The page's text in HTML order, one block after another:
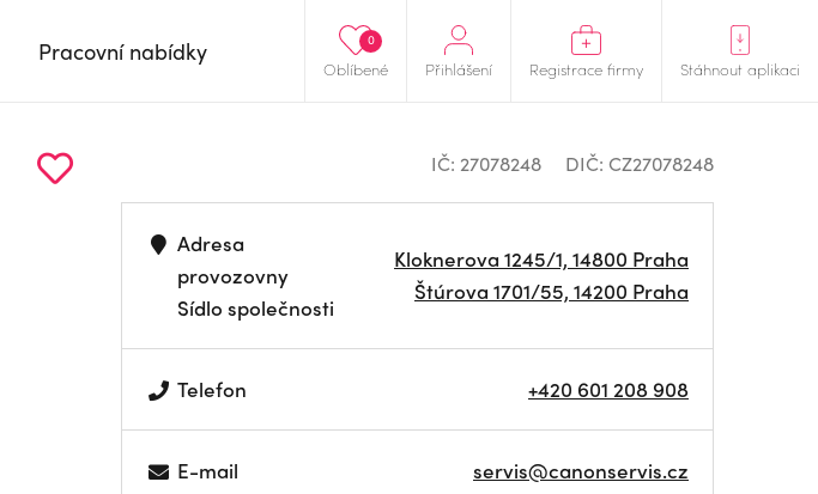
Oblíbené
0
Přihlášení Registrace firmy Stáhnout aplikaci
Pracovní nabídky
IČ: 27078248 DIČ: CZ27078248
Adresa
provozovny
Sídlo společnosti
Kloknerova 1245/1, 14800 Praha
Štúrova 1701/55, 14200 Praha
Telefon +420 601 208 908
E-mail servis@canonservis.cz